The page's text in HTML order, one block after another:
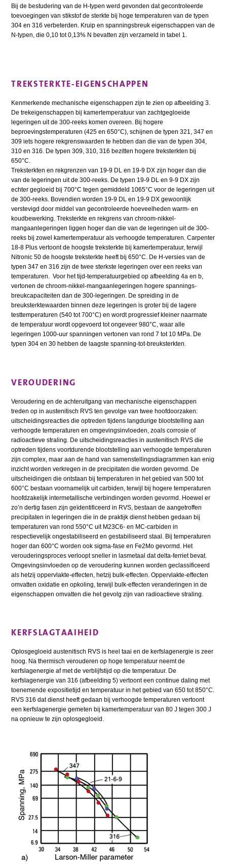
Bij de bestudering van de H-typen werd gevonden dat gecontroleerde
toevoegingen van stikstof de sterkte bij hoge temperaturen van de typen
304 en 316 verbeterden. Kruip en spanningsbreuk eigenschappen van de
N-typen, die 0,10 tot 0,13% N bevatten zijn verzameld in tabel 1.
TREKSTERKTE-EIGENSCHAPPEN
Kenmerkende mechanische eigenschappen zijn te zien op afbeelding 3.
De trekeigenschappen bij kamertemperatuur van zachtgegloeide
legeringen uit de 300-reeks komen overeen. Bij hogere
beproevingstemperaturen (425 en 650°C), schijnen de typen 321, 347 en
309 iets hogere rekgrenswaarden te hebben dan die van de typen 304,
310 en 316. De typen 309, 310, 316 bezitten hogere treksterkten bij
650°C.
Treksterkten en rekgrenzen van 19-9 DL en 19-9 DX zijn hoger dan die
van de legeringen uit de 300-reeks. De typen 19-9 DL en 9-9 DX zijn
echter gegloeid bij 700°C tegen gemiddeld 1065°C voor de legeringen uit
de 300-reeks. Bovendien worden 19-9 DL en 19-9 DX gewoonlijk
verstevigd door middel van gecontroleerde hoeveelheden warm- en
koudbewerking. Treksterkte en rekgrens van chroom-nikkel-
mangaanlegeringen liggen hoger dan die van de legeringen uit de 300-
reeks bij zowel kamertemperatuur als verhoogde temperaturen. Carpenter
18-8 Plus vertoont de hoogste treksterkte bij kamertemperatuur, terwijl
Nitronic 50 de hoogste treksterkte heeft bij 650°C. De H-versies van de
typen 347 en 316 zijn de twee sterkste legeringen over een reeks van
temperaturen. Voor het tijd-temperatuurgebied op afbeelding 4a en b,
vertonen de chroom-nikkel-mangaanlegeringen hogere spannings-
breukcapaciteiten dan de 300-legeringen. De spreiding in de
breuksterktewaarden binnen deze legeringen is groter bij de lagere
testtemperaturen (540 tot 700°C) en wordt progressief kleiner naarmate
de temperatuur wordt opgevoerd tot ongeveer 980°C, waar alle
legeringen 1000-uur spanningen vertonen van rond 7 tot 10 MPa. De
typen 304 en 30 hebben de laagste spanning-tot-breuksterkten.
VEROUDERING
Veroudering en de achteruitgang van mechanische eigenschappen
treden op in austenitisch RVS ten gevolge van twee hoofdoorzaken:
uitscheidingsreacties die optreden tijdens langdurige blootstelling aan
verhoogde temperaturen en omgevingsinvloeden, zoals corrosie of
radioactieve straling. De uitscheidingsreacties in austenitisch RVS die
optreden tijdens voortdurende blootstelling aan verhoogde temperaturen
zijn complex, maar aan de hand van samenstellingsdiagrammen kan enig
inzicht worden verkregen in de precipitaten die worden gevormd. De
uitscheidingen die ontstaan bij temperaturen in het gebied van 500 tot
600°C bestaan voornamelijk uit carbiden, terwijl bij hogere temperaturen
hoofdzakelijk intermetallische verbindingen worden gevormd. Hoewel er
zo’n dertig fasen zijn geïdentificeerd in RVS, bestaan de aangetroffen
precipitaten in legeringen die in de praktijk dienst hebben gedaan bij
temperaturen van rond 550°C uit M23C6- en MC-carbiden in
respectievelijk ongestabiliseerd en gestabiliseerd staal. Bij temperaturen
hoger dan 600°C worden ook sigma-fase en Fe2Mo gevormd. Het
verouderingsproces verloopt sneller in lasmetaal dat delta-ferriet bevat.
Omgevingsinvloeden op de veroudering kunnen worden geclassificeerd
als hetzij oppervlakte-effecten, hetzij bulk-effecten. Oppervlakte-effecten
omvatten oxidatie en opkoling, terwijl bulk-effecten veranderingen in de
eigenschappen omvatten die het gevolg zijn van radioactieve straling.
KERFSLAGTAAIHEID
Oplosgegloeid austenitisch RVS is heel taai en de kerfslagenergie is zeer
hoog. Na thermisch verouderen op hoge temperatuur neemt de
kerfslagenergie af met de verblijfstijd op die temperatuur. De
kerfslagenergie van 316 (afbeelding 5) vertoont een continue daling met
toenemende expositietijd en temperatuur in het gebied van 650 tot 850°C.
RVS 316 dat dienst heeft gedaan bij verhoogde temperaturen vertoont
een kerfslagenergie gemeten bij kamertemperatuur van 80 J tegen 300 J
na opnieuw te zijn oplosgegloeid.